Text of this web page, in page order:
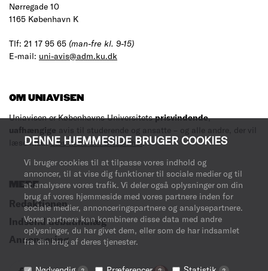
DENNE HJEMMESIDE BRUGER COOKIES
Vi bruger cookies til at tilpasse vores indhold og
annoncer, til at vise dig funktioner til sociale medier og til
at analysere vores trafik. Vi deler også oplysninger om din
brug af vores hjemmeside med vores partnere inden for
sociale medier, annonceringspartnere og analysepartnere.
Vores partnere kan kombinere disse data med andre
oplysninger, du har givet dem, eller som de har indsamlet
fra din brug af deres tjenester.
Nørregade 10
1165 København K
Tlf: 21 17 95 65 (man-fre kl. 9-15)
E-mail: uni-avis@adm.ku.dk
OM UNIAVISEN
Uniavisen er Københavns Universitetsprisvindende,
uafhængige avis til studerende og ansatte – og alle andre, der vil
læse med.Læs mere om avisen her.
MERE
Redaktionen
Indsend debatindlæg
Annoncering